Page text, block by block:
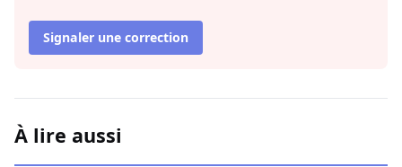
Signaler une correction
À lire aussi